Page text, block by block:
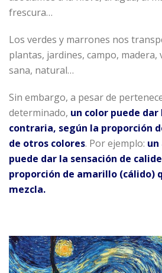
frescura…
Los verdes y marrones nos
plantas, jardines, campo, madera,
sana, natural…
Sin embargo, a pesar de
determinado, un color puede dar
contraria, según la proporción
de otros colores. Por ejemplo:
puede dar la sensación de
proporción de amarillo (cálido)
mezcla.